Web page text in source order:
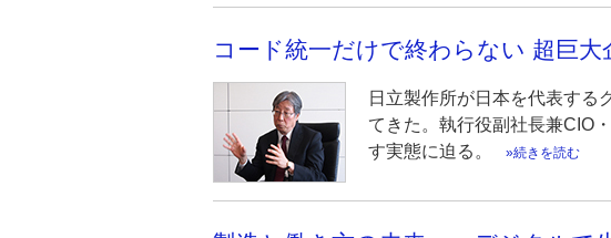
コード統一だけで終わらない 超巨大
日立製作所が日本を代表する
てきた。執行役副社長兼CIO
す実態に迫る。
続きを読む